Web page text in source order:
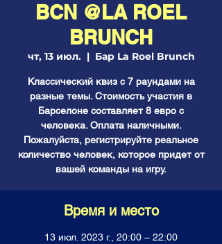
BCN @LA ROEL
BRUNCH
чт, 13 июл.
  |
Бар La Roel Brunch
Классический квиз с 7 раундами на
разные темы. Стоимость участия в
Барселоне составляет 8 евро с
человека. Оплата наличными.
Пожалуйста, регистрируйте реальное
количество человек, которое придет от
вашей команды на игру.
Время и место
13 июл. 2023 г., 20:00 – 22:00